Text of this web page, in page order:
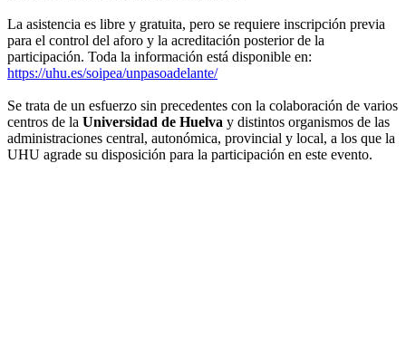
La asistencia es libre y gratuita, pero se requiere inscripción previa
para el control del aforo y la acreditación posterior de la
participación. Toda la información está disponible en:
https://uhu.es/soipea/unpasoadelante/
Se trata de un esfuerzo sin precedentes con la colaboración de varios
centros de la Universidad de Huelva y distintos organismos de las
administraciones central, autonómica, provincial y local, a los que la
UHU agrade su disposición para la participación en este evento.